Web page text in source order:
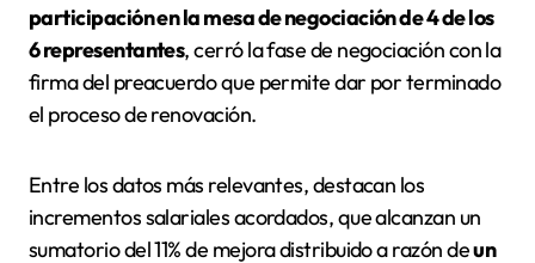
participación en la mesa de negociación de 4 de los
6 representantes, cerró la fase de negociación con la
firma del preacuerdo que permite dar por terminado
el proceso de renovación.
Entre los datos más relevantes, destacan los
incrementos salariales acordados, que alcanzan un
sumatorio del 11% de mejora distribuido a razón deun